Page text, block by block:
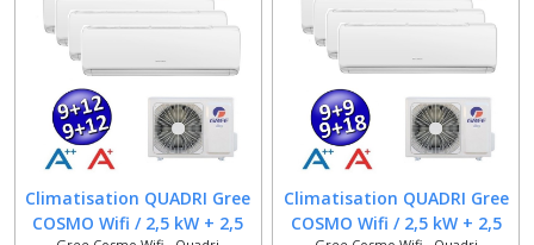
Climatisation QUADRI Gree
COSMO Wifi / 2,5 kW + 2,5
Climatisation QUADRI Gree
COSMO Wifi / 2,5 kW + 2,5